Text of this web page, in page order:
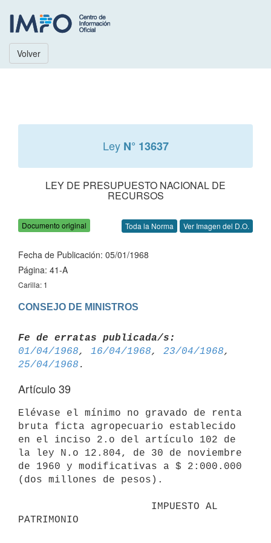
Volver
Ley N° 13637
LEY DE PRESUPUESTO NACIONAL DE
RECURSOS
Documento original Toda la Norma Ver Imagen del D.O.
Fecha de Publicación: 05/01/1968
Página: 41-A
Carilla: 1
CONSEJO DE MINISTROS
Fe de erratas publicada/s:
01/04/1968, 16/04/1968, 23/04/1968
25/04/1968
Artículo 39
Elévase el mínimo no gravado de renta
bruta ficta agropecuario establecido
en el inciso 2.o del artículo 102 de
la ley N.o 12.804, de 30 de noviembre
de 1960 y modificativas a $ 2:000.000
(dos millones de pesos).
PATRIMONIO